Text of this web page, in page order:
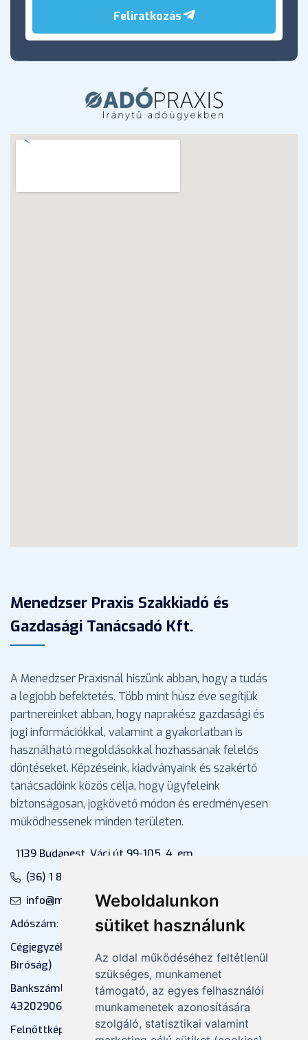
Weboldalunkon
sütiket használunk
Az oldal működéséhez feltétlenül
szükséges, munkamenet
támogató, az egyes felhasználói
munkamenetek azonosítására
szolgáló, statisztikai valamint
Feliratkozás
Menedzser Praxis Szakkiadó és
Gazdasági Tanácsadó Kft.
A Menedzser Praxisnál hiszünk abban, hogy a tudás
a legjobb befektetés. Több mint húsz éve segítjük
partnereinket abban, hogy naprakész gazdasági és
jogi információkkal, valamint a gyakorlatban is
használható megoldásokkal hozhassanak felelős
döntéseket. Képzéseink, kiadványaink és szakértő
tanácsadóink közös célja, hogy ügyfeleink
biztonságosan, jogkövető módon és eredményesen
működhessenek minden területen.
1139 Budapest, Váci út 99-105. 4. em.
(36) 1 880 76 00
info@mprx.hu
Adószám: 13598145-2-41
Cégjegyzékszám: 01-09-883770 (Fővárosi
Bíróság)
Bankszámlaszám: CIB Bank, 10700581-
43202906-51100005
Felnőttképzési nyilvántartási szám: